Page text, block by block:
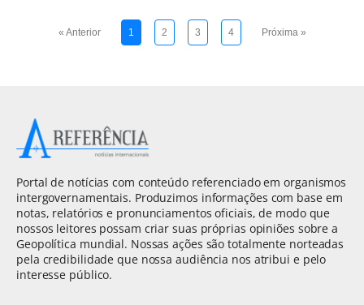
« Anterior 1 2 3 4 Próxima »
Portal de notícias com conteúdo referenciado em organismos
intergovernamentais. Produzimos informações com base em
notas, relatórios e pronunciamentos oficiais, de modo que
nossos leitores possam criar suas próprias opiniões sobre a
Geopolítica mundial. Nossas ações são totalmente norteadas
pela credibilidade que nossa audiência nos atribui e pelo
interesse público.